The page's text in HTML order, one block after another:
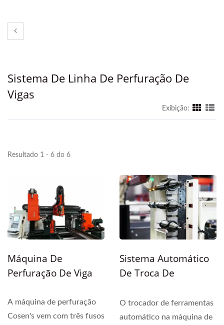
Sistema De Linha De Perfuração De
Vigas
Exibição:
Resultado 1 - 6 do 6
Máquina De
Perfuração De Viga
A máquina de perfuração
Cosen's vem com três fusos
Sistema Automático
De Troca De
Linha De Perfuração
De Feixe
O trocador de ferramentas
automático na máquina de